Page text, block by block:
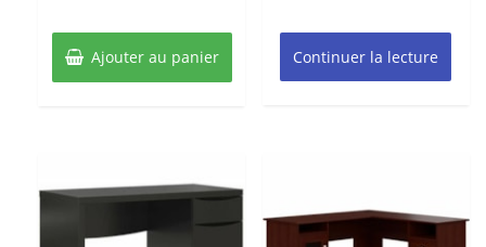
Ajouter au panier Continuer la lecture